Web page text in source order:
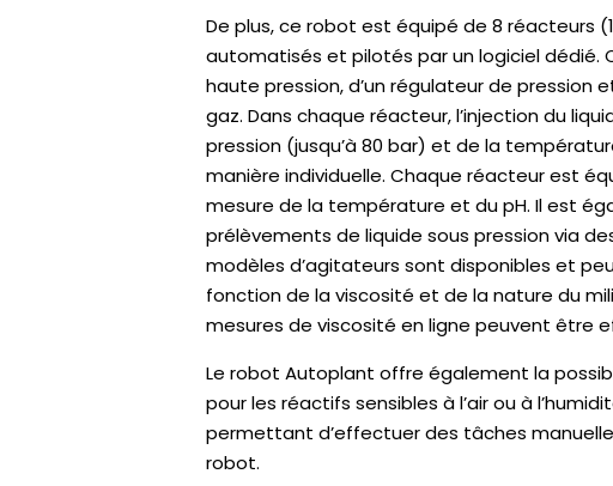
De plus, ce robot est équipé de 8 réacteurs
automatisés et pilotés par un logiciel dédié.
haute pression, d’un régulateur de
gaz. Dans chaque réacteur, l’injection du
pression (jusqu’à 80 bar) et de la
manière individuelle. Chaque réacteur est
mesure de la température et du pH. Il est
prélèvements de liquide sous pression via
modèles d’agitateurs sont disponibles et
fonction de la viscosité et de la nature du
mesures de viscosité en ligne peuvent être
Le robot Autoplant offre également la
pour les réactifs sensibles à l’air ou à
permettant d’effectuer des tâches
robot.